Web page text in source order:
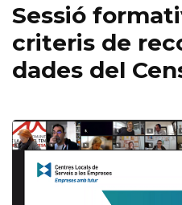
Sessió
criteris de
dades del